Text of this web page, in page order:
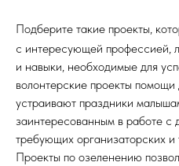
Подберите такие проекты,
с интересующей профессией,
и навыки, необходимые для
волонтерские проекты
устраивают праздники
заинтересованным в работе с
требующих организаторских и
Проекты по озеленению